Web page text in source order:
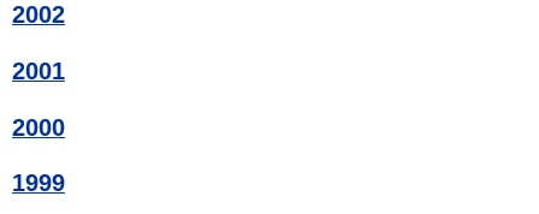
2002
2001
2000
1999